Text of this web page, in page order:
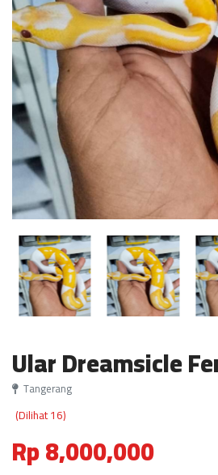
Ular Dreamsicle
Tangerang
(Dilihat 16)
Rp 8,000,000